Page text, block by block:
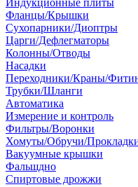
Индукционные плиты
Фланцы/Крышки
Сухопарники/Диоптры
Царги/Дефлегматоры
Колонны/Отводы
Насадки
Переходники/Краны/
Трубки/Шланги
Автоматика
Измерение и контроль
Фильтры/Воронки
Хомуты/Обручи/
Вакуумные крышки
Фальшдно
Спиртовые дрожжи